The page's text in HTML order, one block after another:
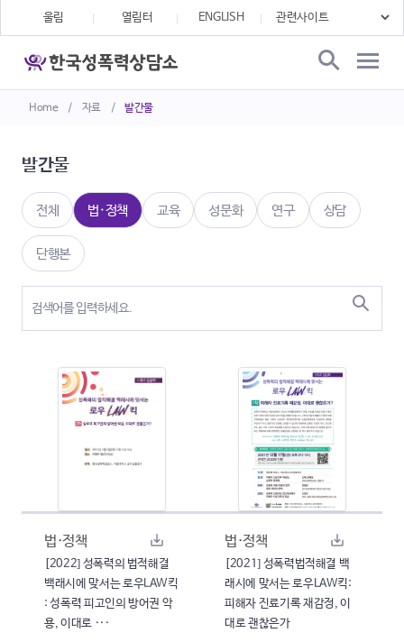
Home / 자료 / 발간물
울림 열림터 ENGLISH
발간물
전체 법·정책 교육 성문화 연구 상담
단행본
법·정책
[2022] 성폭력의 법적해결
백래시에 맞서는 로우LAW킥
: 성폭력 피고인의 방어권 악
용, 이대로 ···
법·정책
[2021] 성폭력법적해결 백
래시에 맞서는 로우LAW킥:
피해자 진료기록 재감정, 이
대로 괜찮은가